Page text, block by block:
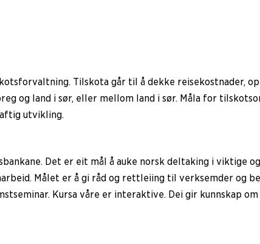
Tilskota går til å dekke reisekostnader,
og land i sør, eller mellom land i sør. Måla for
utvikling.
Det er eit mål å auke norsk deltaking i viktige
Målet er å gi råd og rettleiing til verksemder
Kursa våre er interaktive. Dei gir kunnskap